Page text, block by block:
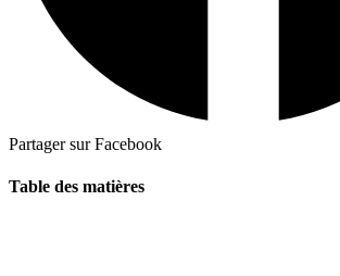
Partager sur Facebook
Table des matières